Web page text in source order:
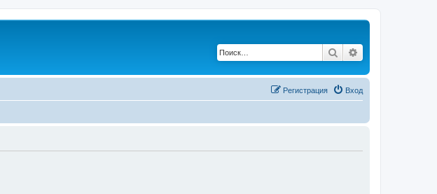
Поиск
Вход
Регистрация